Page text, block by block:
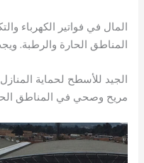
المال في فواتير الكهرباء
المناطق الحارة والرطبة.
الجيد للأسطح لحماية
مريح وصحي في المناطق